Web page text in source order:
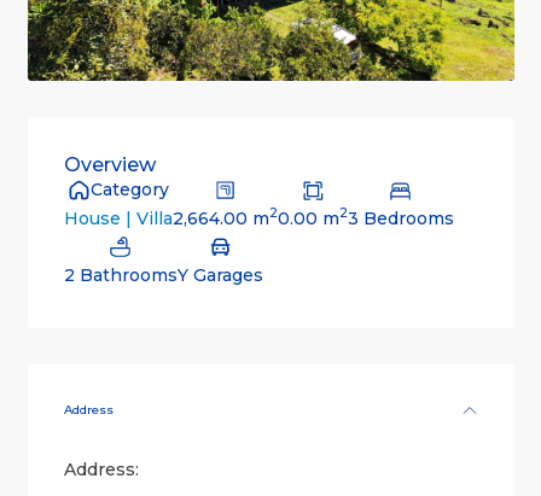
Overview
Category
House | Villa2,664.00 m20.00 m23 Bedrooms
2 BathroomsY Garages
Address
Address: